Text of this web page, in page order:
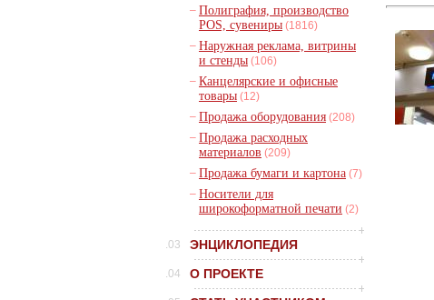
– Полиграфия, производство
POS, сувениры (1816)
– Наружная реклама, витрины
и стенды (106)
– Канцелярские и офисные
товары (12)
– Продажа оборудования (208)
– Продажа расходных
материалов (209)
– Продажа бумаги и картона (7)
– Носители для
широкоформатной печати (2)
.03 ЭНЦИКЛОПЕДИЯ
.04 О ПРОЕКТЕ